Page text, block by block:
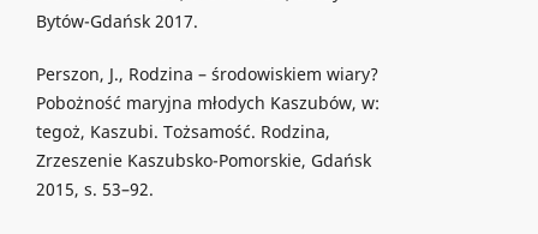
Bytów-Gdańsk 2017.
Perszon, J., Rodzina – środowiskiem wiary?
Pobożność maryjna młodych Kaszubów, w:
tegoż, Kaszubi. Tożsamość. Rodzina,
Zrzeszenie Kaszubsko-Pomorskie, Gdańsk
2015, s. 53–92.